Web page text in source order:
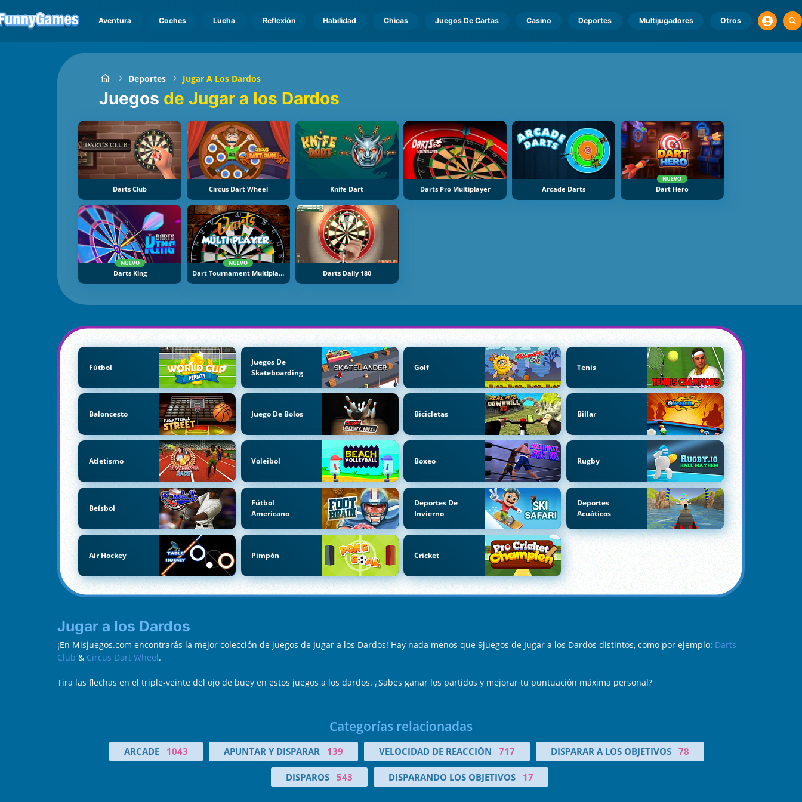
Aventura Coches Lucha Reflexión Habilidad Chicas Juegos De Cartas Casino Deportes Multijugadores Otros
Deportes Jugar A Los Dardos
Juegos de Jugar a los Dardos
Darts Club Circus Dart Wheel Knife Dart Darts Pro Multiplayer Arcade Darts
NUEVO
Dart Hero
NUEVO
Darts King
NUEVO
Dart Tournament Multiplayer Darts Daily 180
Fútbol
Juegos De
Skateboarding
Golf Tenis
Baloncesto Juego De Bolos Bicicletas Billar
Atletismo Voleibol Boxeo Rugby
Beísbol
Fútbol
Americano
Deportes De
Invierno
Deportes
Acuáticos
Air Hockey Pimpón Cricket
Jugar a los Dardos
¡En Misjuegos.com encontrarás la mejor colección de juegos de Jugar a los Dardos! Hay nada menos que 9juegos de Jugar a los Dardos distintos, como por ejemplo: Darts
Club & Circus Dart Wheel.
Tira las flechas en el triple-veinte del ojo de buey en estos juegos a los dardos. ¿Sabes ganar los partidos y mejorar tu puntuación máxima personal?
Categorías relacionadas
ARCADE 1043 APUNTAR Y DISPARAR 139 VELOCIDAD DE REACCIÓN 717 DISPARAR A LOS OBJETIVOS 78
DISPAROS 543 DISPARANDO LOS OBJETIVOS 17